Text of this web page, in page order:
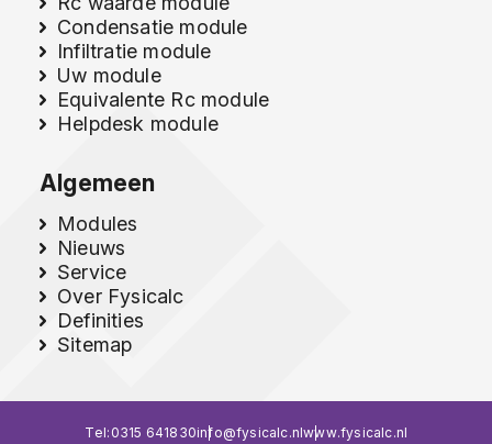
Condensatie module
Infiltratie module
Uw module
Equivalente Rc module
Helpdesk module
Algemeen
Modules
Nieuws
Service
Over Fysicalc
Definities
Sitemap
Tel: 0315 641830info@fysicalc.nlwww.fysicalc.nl